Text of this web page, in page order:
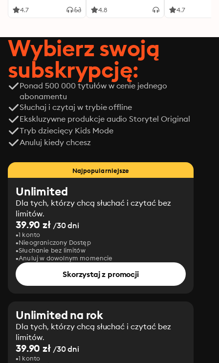
4.7 4.8 4.7
Wybierz swoją
subskrypcję:
Ponad 500 000 tytułów w cenie jednego
abonamentu
Słuchaj i czytaj w trybie offline
Ekskluzywne produkcje audio Storytel Original
Tryb dziecięcy Kids Mode
Anuluj kiedy chcesz
Najpopularniejsze
Unlimited
Dla tych, którzy chcą słuchać i czytać bez
limitów.
39.90 zł/30 dni
1 konto
Nieograniczony Dostęp
Słuchanie bez limitów
Anuluj w dowolnym momencie
Skorzystaj z promocji
Unlimited na rok
Dla tych, którzy chcą słuchać i czytać bez
limitów.
39.90 zł/30 dni
1 konto